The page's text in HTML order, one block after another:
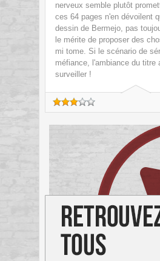
nerveux semble plutôt
ces 64 pages n'en dévoilent
dessin de Bermejo, pas
le mérite de proposer des
mi tome. Si le scénario de
méfiance, l'ambiance du titre
surveiller !